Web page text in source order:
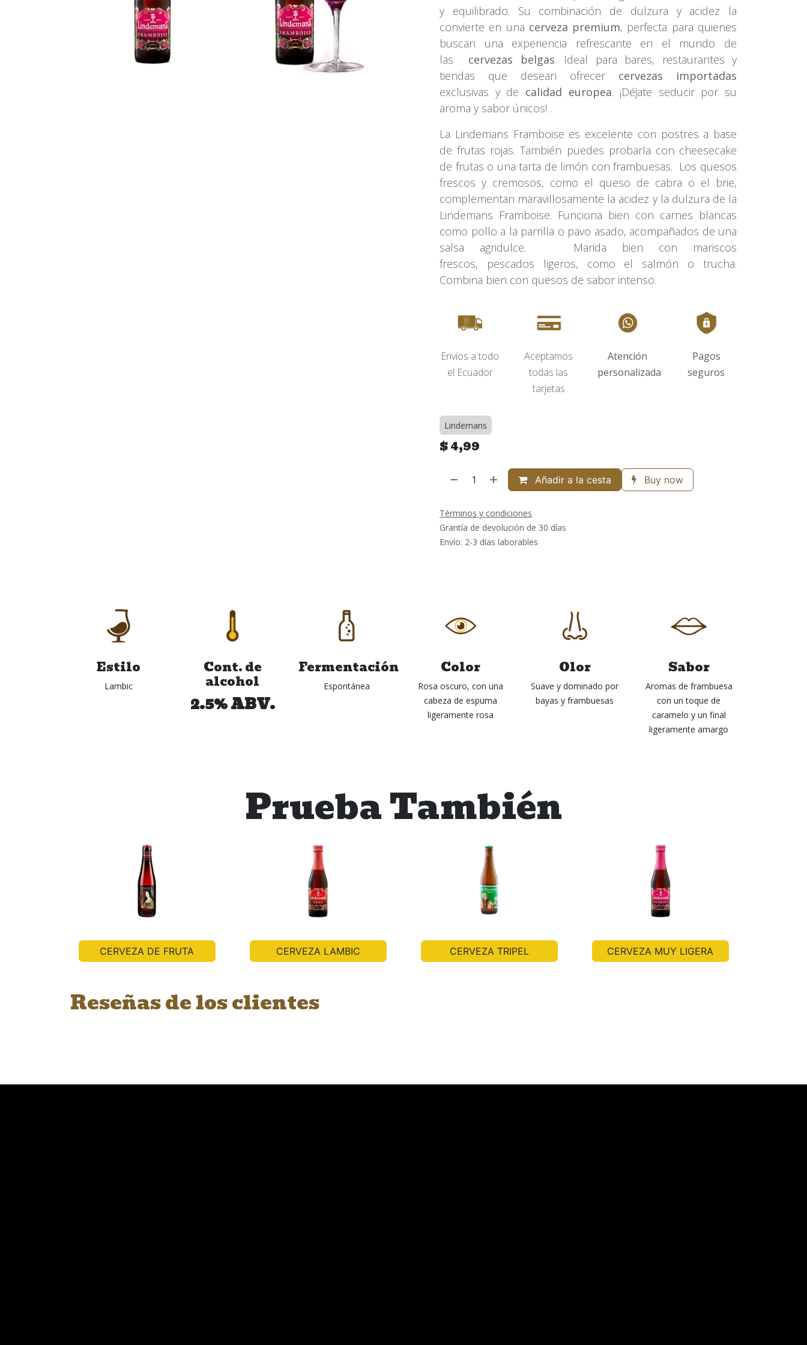
y equilibrado. Su combinación de dulzura y acidez la
convierte en una cerveza premium, perfecta para quienes
buscan una experiencia refrescante en el mundo de
las
cervezas belgas. Ideal para bares, restaurantes y
tiendas que desean ofrecer cervezas importadas
exclusivas y de calidad europea. ¡Déjate seducir por su
aroma y sabor únicos! .
La Lindemans Framboise es excelente con postres a base
de frutas rojas. ​También puedes probarla con cheesecake
de frutas o una tarta de limón con frambuesas. Los quesos
frescos y cremosos, como el queso de cabra o el brie,
complementan maravillosamente la acidez y la dulzura de la
Lindemans Framboise. Funciona bien con carnes blancas
como pollo a la parrilla o pavo asado, acompañados de una
salsa agridulce. Marida bien con mariscos
frescos, pescados ligeros, como el salmón o trucha.
Combina bien con quesos de sabor intenso.
Envíos​ a todo
el Ecuador
Aceptamos
todas las
tarjetas
Atención
personalizada
Pagos
seguros
Lindemans
$4,99
Añadir a la cesta Buy now
Términos y condiciones
Grantía de devolución de 30 días
Envío: 2-3 días laborables
Estilo
Lambic
Cont. de
alcohol
2.5% ABV.
Fermentación
Espontánea
Color
Rosa oscuro, con una
cabeza de espuma
ligeramente rosa
Olor
Suave y dominado por
bayas y frambuesas
Sabor
Aromas de frambuesa
con un toque de
caramelo y un final
ligeramente amargo
Prueba También
CERVEZA DE FRUTA CERVEZA LAMBIC CERVEZA TRIPEL CERVEZA MUY LIGERA
Reseñas de los clientes